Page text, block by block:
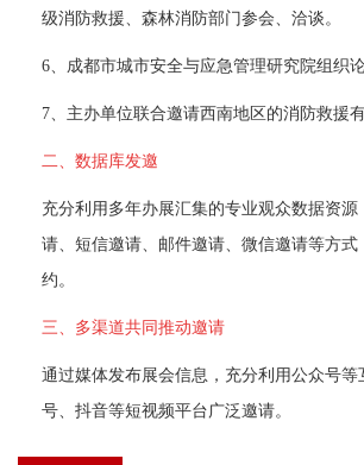
级消防救援、森林消防部门参会、洽谈。
6、成都市城市安全与应急管理研究院组织
7、主办单位联合邀请西南地区的消防救援
二、数据库发邀
充分利用多年办展汇集的专业观众数据资源
请、短信邀请、邮件邀请、微信邀请等方式
约。
三、多渠道共同推动邀请
通过媒体发布展会信息，充分利用公众号等
号、抖音等短视频平台广泛邀请。